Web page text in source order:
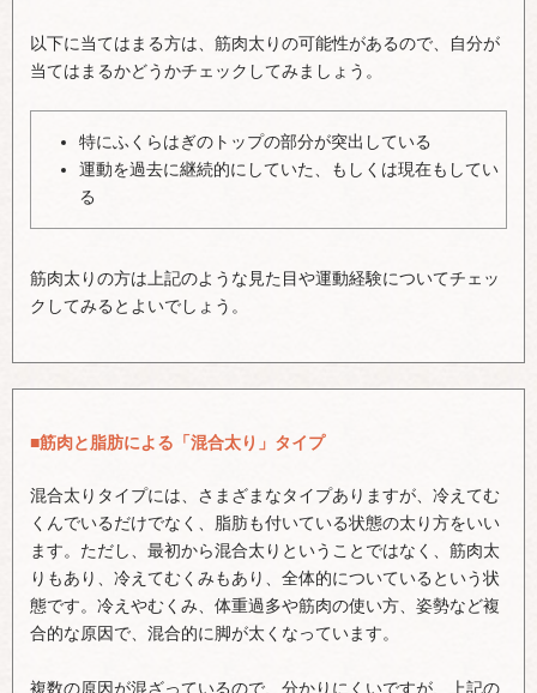
以下に当てはまる方は、筋肉太りの可能性があるので、自分が
当てはまるかどうかチェックしてみましょう。
特にふくらはぎのトップの部分が突出している
運動を過去に継続的にしていた、もしくは現在もしてい
る
筋肉太りの方は上記のような見た目や運動経験についてチェッ
クしてみるとよいでしょう。
■筋肉と脂肪による「混合太り」タイプ
混合太りタイプには、さまざまなタイプありますが、冷えてむ
くんでいるだけでなく、脂肪も付いている状態の太り方をいい
ます。ただし、最初から混合太りということではなく、筋肉太
りもあり、冷えてむくみもあり、全体的についているという状
態です。冷えやむくみ、体重過多や筋肉の使い方、姿勢など複
合的な原因で、混合的に脚が太くなっています。
複数の原因が混ざっているので、分かりにくいですが、上記の